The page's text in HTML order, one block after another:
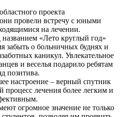
проекта
провели встречу с юными
на лечении.
«Лето круглый год»
забыть о больничных буднях и
каникул. Увлекательное
и веселья подарило ребятам
позитива.
настроение – верный спутник
лечения более легким и
огромное значение не только